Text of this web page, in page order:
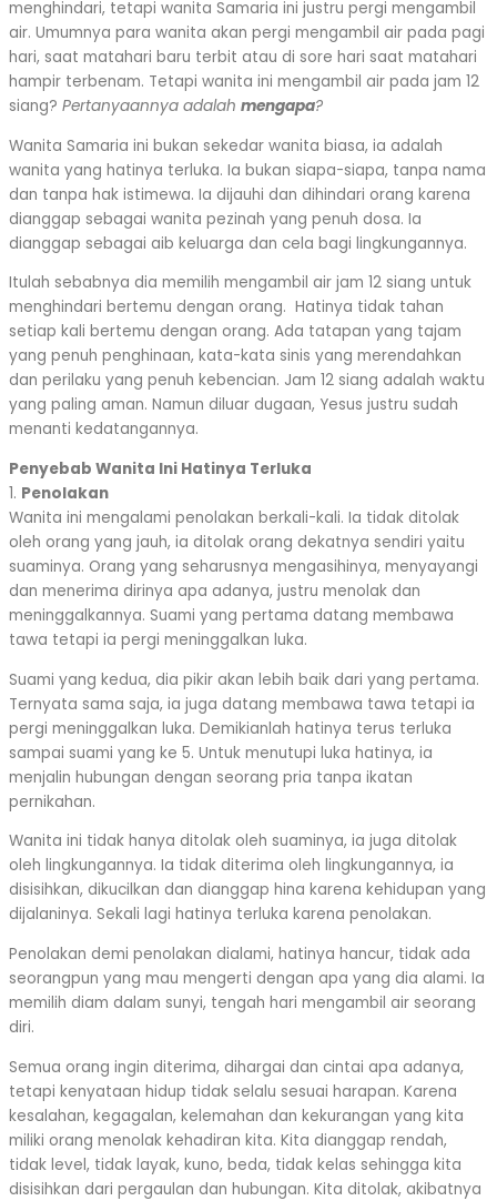
menghindari, tetapi wanita Samaria ini justru pergi mengambil
air. Umumnya para wanita akan pergi mengambil air pada pagi
hari, saat matahari baru terbit atau di sore hari saat matahari
hampir terbenam. Tetapi wanita ini mengambil air pada jam 12
siang? Pertanyaannya adalah mengapa?
Wanita Samaria ini bukan sekedar wanita biasa, ia adalah
wanita yang hatinya terluka. Ia bukan siapa-siapa, tanpa nama
dan tanpa hak istimewa. Ia dijauhi dan dihindari orang karena
dianggap sebagai wanita pezinah yang penuh dosa. Ia
dianggap sebagai aib keluarga dan cela bagi lingkungannya.
Itulah sebabnya dia memilih mengambil air jam 12 siang untuk
menghindari bertemu dengan orang. Hatinya tidak tahan
setiap kali bertemu dengan orang. Ada tatapan yang tajam
yang penuh penghinaan, kata-kata sinis yang merendahkan
dan perilaku yang penuh kebencian. Jam 12 siang adalah waktu
yang paling aman. Namun diluar dugaan, Yesus justru sudah
menanti kedatangannya.
Penyebab Wanita Ini Hatinya Terluka
1. Penolakan
Wanita ini mengalami penolakan berkali-kali. Ia tidak ditolak
oleh orang yang jauh, ia ditolak orang dekatnya sendiri yaitu
suaminya. Orang yang seharusnya mengasihinya, menyayangi
dan menerima dirinya apa adanya, justru menolak dan
meninggalkannya. Suami yang pertama datang membawa
tawa tetapi ia pergi meninggalkan luka.
Suami yang kedua, dia pikir akan lebih baik dari yang pertama.
Ternyata sama saja, ia juga datang membawa tawa tetapi ia
pergi meninggalkan luka. Demikianlah hatinya terus terluka
sampai suami yang ke 5. Untuk menutupi luka hatinya, ia
menjalin hubungan dengan seorang pria tanpa ikatan
pernikahan.
Wanita ini tidak hanya ditolak oleh suaminya, ia juga ditolak
oleh lingkungannya. Ia tidak diterima oleh lingkungannya, ia
disisihkan, dikucilkan dan dianggap hina karena kehidupan yang
dijalaninya. Sekali lagi hatinya terluka karena penolakan.
Penolakan demi penolakan dialami, hatinya hancur, tidak ada
seorangpun yang mau mengerti dengan apa yang dia alami. Ia
memilih diam dalam sunyi, tengah hari mengambil air seorang
diri.
Semua orang ingin diterima, dihargai dan cintai apa adanya,
tetapi kenyataan hidup tidak selalu sesuai harapan. Karena
kesalahan, kegagalan, kelemahan dan kekurangan yang kita
miliki orang menolak kehadiran kita. Kita dianggap rendah,
tidak level, tidak layak, kuno, beda, tidak kelas sehingga kita
disisihkan dari pergaulan dan hubungan. Kita ditolak, akibatnya